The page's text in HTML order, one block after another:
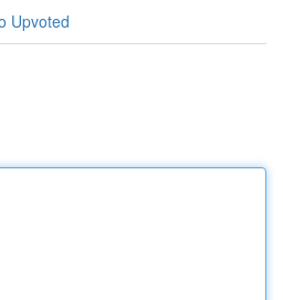
Upvoted